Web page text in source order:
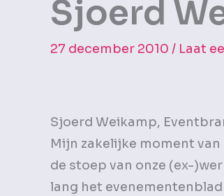
Sjoerd
27 december 2010 / Laat
Sjoerd Weikamp,
Mijn zakelijke moment
de stoep van onze (ex-
lang het